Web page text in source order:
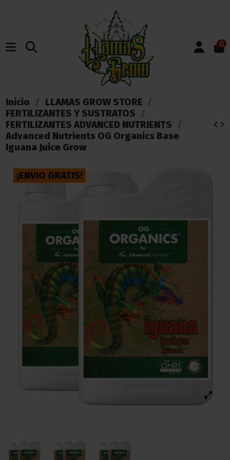
0
Inicio
LLAMAS GROW STORE
FERTILIZANTES Y SUSTRATOS
FERTILIZANTES ADVANCED NUTRIENTS
Advanced Nutrients OG Organics Base
Iguana Juice Grow
¡ENVIO GRATIS!